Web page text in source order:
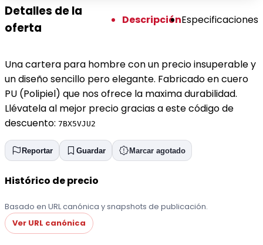
Detalles de la
oferta
DescripciónEspecificaciones
Una cartera para hombre con un precio insuperable y
un diseño sencillo pero elegante. Fabricado en cuero
PU (Polipiel) que nos ofrece la maxima durabilidad.
Llévatela al mejor precio gracias a este código de
descuento: 7BX5VJU2
Reportar Guardar Marcar agotado
Histórico de precio
Basado en URL canónica y snapshots de publicación.
Ver URL canónica